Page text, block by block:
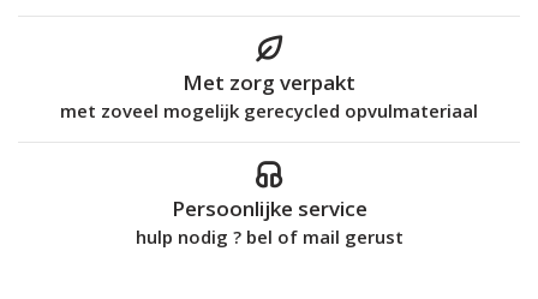
Met zorg verpakt
met zoveel mogelijk gerecycled opvulmateriaal
Persoonlijke service
hulp nodig ? bel of mail gerust